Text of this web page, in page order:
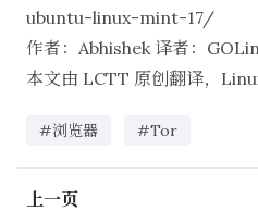
ubuntu-linux-mint-17/
作者： Abhishek 译者：
本文由 LCTT 原创翻译，
#浏览器 #Tor
上一页